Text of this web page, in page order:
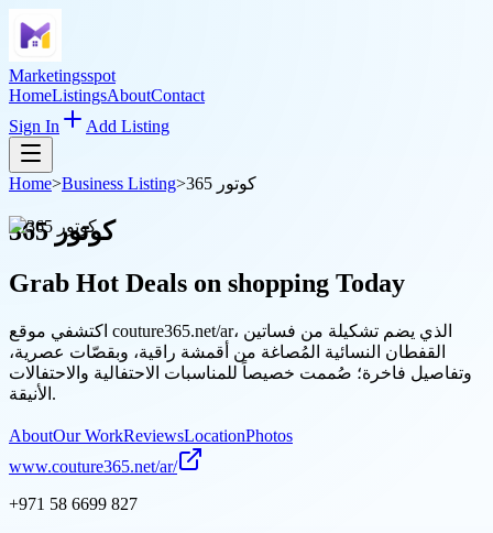
Marketingsspot
HomeListingsAboutContact
Sign In
Add Listing
Home>Business Listing> كوتور 365
كوتور 365
Grab Hot Deals on shopping Today
اكتشفي موقع couture365.net/ar، الذي يضم تشكيلة من فساتين
القفطان النسائية المُصاغة من أقمشة راقية، وبقصّات عصرية،
وتفاصيل فاخرة؛ صُممت خصيصاً للمناسبات الاحتفالية والاحتفالات
الأنيقة.
AboutOur WorkReviewsLocationPhotos
www.couture365.net/ar/
+971 58 6699 827